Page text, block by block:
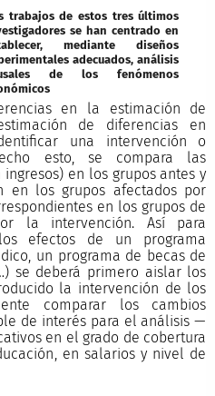
trabajos de estos tres últimos
se han centrado en
mediante diseños
adecuados, análisis
de los fenómenos
en la estimación de
de diferencias en
una intervención o
esto, se compara las
en los grupos antes y
en los grupos afectados por
en los grupos de
la intervención. Así para
efectos de un programa
un programa de becas de
se deberá primero aislar los
la intervención de los
comparar los cambios
de interés para el análisis —
en el grado de cobertura
en salarios y nivel de